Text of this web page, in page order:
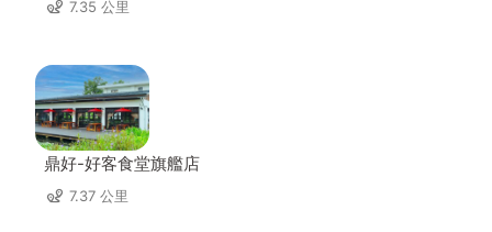
7.35 公里
鼎好-好客食堂旗艦店
7.37 公里